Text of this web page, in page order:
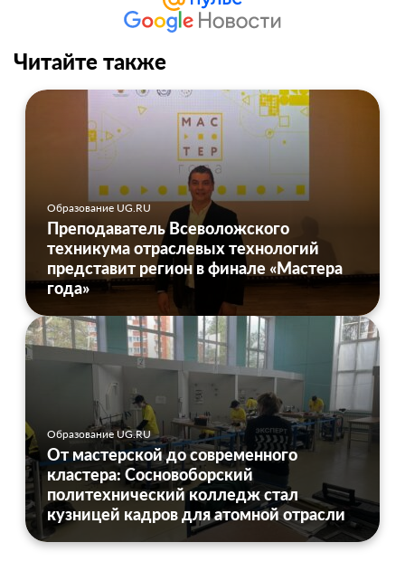
Читайте также
Образование UG.RU
Преподаватель Всеволожского
техникума отраслевых технологий
представит регион в финале «Мастера
года»
Образование UG.RU
От мастерской до современного
кластера: Сосновоборский
политехнический колледж стал
кузницей кадров для атомной отрасли